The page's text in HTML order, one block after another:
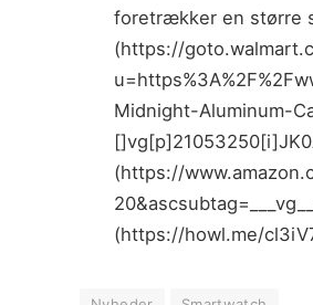
foretrækker en større
(https://
Midnight-Aluminum-
(https://
(https://howl.me/